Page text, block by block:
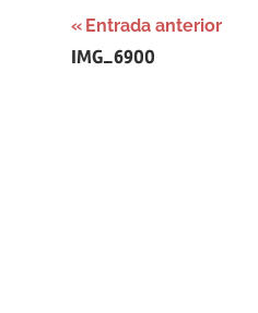
Navegación
de
Entrada anterior
IMG_6900